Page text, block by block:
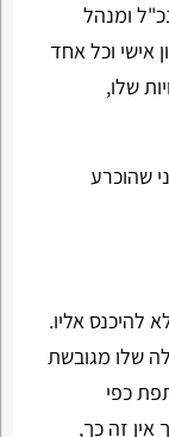
ומנהל
אישי וכל אחד
שלו,
שהוכרע
להיכנס אליו.
שלו מגובשת
כפי
זה כך,